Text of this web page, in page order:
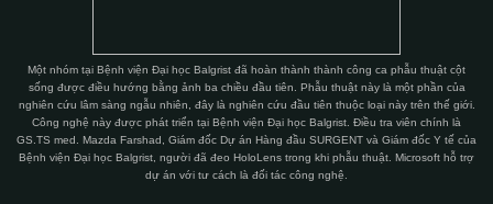
Một nhóm tại Bệnh viện Đại học Balgrist đã hoàn thành thành công ca phẫu thuật cột
sống được điều hướng bằng ảnh ba chiều đầu tiên. Phẫu thuật này là một phần của
nghiên cứu lâm sàng ngẫu nhiên, đây là nghiên cứu đầu tiên thuộc loại này trên thế giới.
Công nghệ này được phát triển tại Bệnh viện Đại học Balgrist. Điều tra viên chính là
GS.TS med. Mazda Farshad, Giám đốc Dự án Hàng đầu SURGENT và Giám đốc Y tế của
Bệnh viện Đại học Balgrist, người đã đeo HoloLens trong khi phẫu thuật. Microsoft hỗ trợ
dự án với tư cách là đối tác công nghệ.